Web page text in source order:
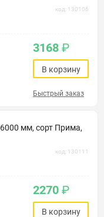
код: 130106
3168 ₽
В корзину
Быстрый заказ
мм, сорт Прима,
код: 130111
2270 ₽
В корзину